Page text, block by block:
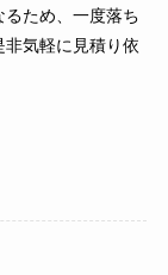
ため、一度落ち
気軽に見積り依